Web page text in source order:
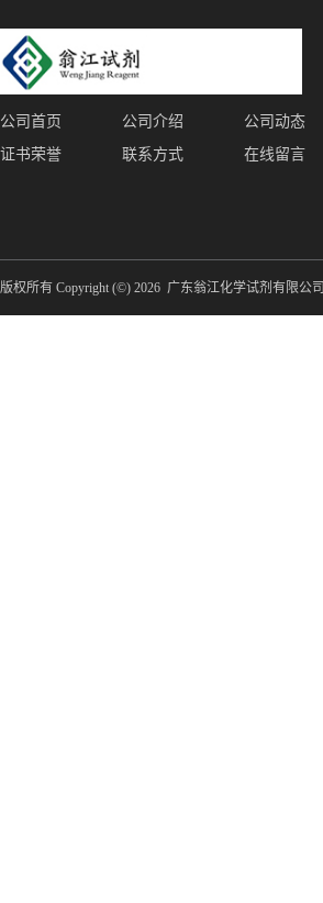
公司首页 公司介绍 公司动态
证书荣誉
联系方式 在线留言
版权所有 Copyright (©) 2026 广东翁江化学试剂有限公司